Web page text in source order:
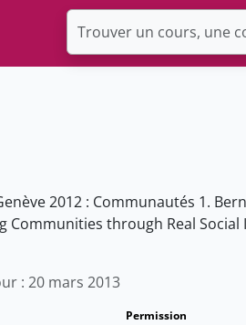
2012 : Communautés 1.
through Real
: 20 mars 2013
Permission